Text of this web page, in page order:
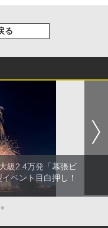
る
級2.4万発「幕張ビ
ベント目白押し！
●